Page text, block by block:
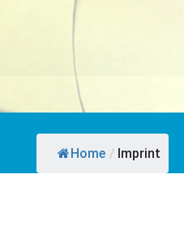
Home / Imprint